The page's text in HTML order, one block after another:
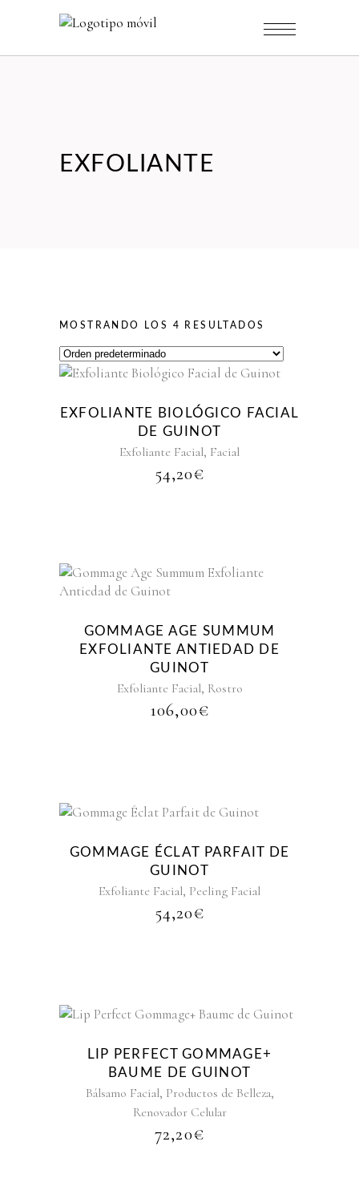
EXFOLIANTE
MOSTRANDO LOS 4 RESULTADOS
EXFOLIANTE BIOLÓGICO FACIAL
DE GUINOT
Exfoliante Facial, Facial
54,20€
GOMMAGE AGE SUMMUM
EXFOLIANTE ANTIEDAD DE
GUINOT
Exfoliante Facial, Rostro
106,00€
GOMMAGE ÉCLAT PARFAIT DE
GUINOT
Exfoliante Facial, Peeling Facial
54,20€
LIP PERFECT GOMMAGE+
BAUME DE GUINOT
Bálsamo Facial, Productos de Belleza,
Renovador Celular
72,20€